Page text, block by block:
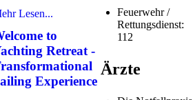
Lesen...
to
Retreat -
Experience
Feuerwehr /
Rettungsdienst:
112
Ärzte